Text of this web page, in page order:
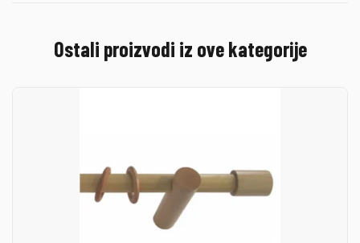
Ostali proizvodi iz ove kategorije